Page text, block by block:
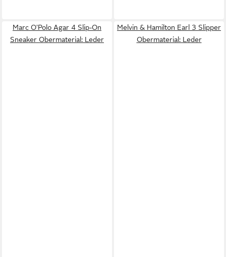
Marc O'Polo Agar 4 Slip-On
Sneaker Obermaterial: Leder
Melvin & Hamilton Earl 3 Slipper
Obermaterial: Leder